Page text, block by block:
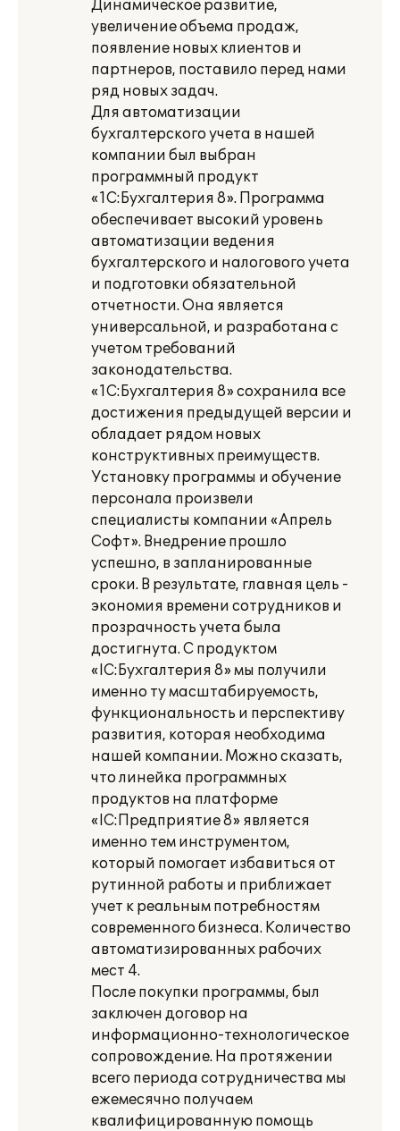
Динамическое развитие,
увеличение объема продаж,
появление новых клиентов и
партнеров, поставило перед нами
ряд новых задач.
Для автоматизации
бухгалтерского учета в нашей
компании был выбран
программный продукт
«1С:Бухгалтерия 8». Программа
обеспечивает высокий уровень
автоматизации ведения
бухгалтерского и налогового учета
и подготовки обязательной
отчетности. Она является
универсальной, и разработана с
учетом требований
законодательства.
«1С:Бухгалтерия 8» сохранила все
достижения предыдущей версии и
обладает рядом новых
конструктивных преимуществ.
Установку программы и обучение
персонала произвели
специалисты компании «Апрель
Софт». Внедрение прошло
успешно, в запланированные
сроки. В результате, главная цель -
экономия времени сотрудников и
прозрачность учета была
достигнута. С продуктом
«lС:Бухгалтерия 8» мы получили
именно ту масштабируемость,
функциональность и перспективу
развития, которая необходима
нашей компании. Можно сказать,
что линейка программных
продуктов на платформе
«lС:Предприятие 8» является
именно тем инструментом,
который помогает избавиться от
рутинной работы и приближает
учет к реальным потребностям
современного бизнеса. Количество
автоматизированных рабочих
мест 4.
После покупки программы, был
заключен договор на
информационно-технологическое
сопровождение. На протяжении
всего периода сотрудничества мы
ежемесячно получаем
квалифицированную помощь